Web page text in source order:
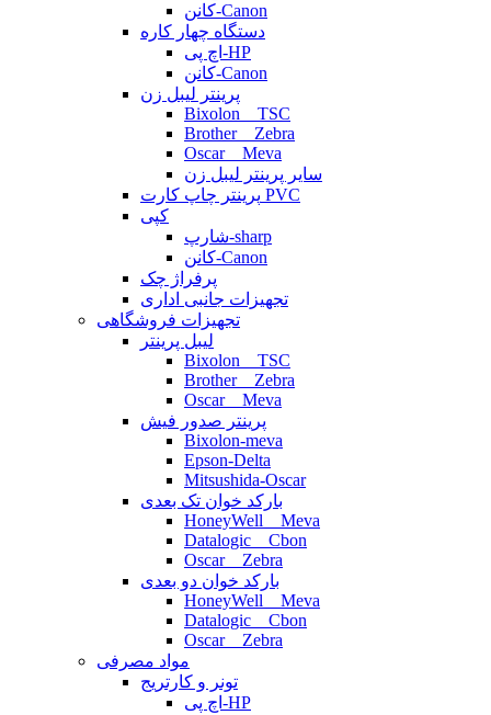
کانن-Canon
دستگاه چهار کاره
اچ پی-HP
کانن-Canon
پرینتر لیبل زن
Bixolon _ TSC
Brother _ Zebra
Oscar _ Meva
سایر پرینتر لیبل زن
پرینتر چاپ کارت PVC
کپی
شارپ-sharp
کانن-Canon
پرفراژ چک
تجهیزات جانبی اداری
تجهیزات فروشگاهی
لیبل پرینتر
Bixolon _ TSC
Brother _ Zebra
Oscar _ Meva
پرینتر صدور فیش
Bixolon-meva
Epson-Delta
Mitsushida-Oscar
بارکد خوان تک بعدی
HoneyWell _ Meva
Datalogic _ Cbon
Oscar _ Zebra
بارکد خوان دو بعدی
HoneyWell _ Meva
Datalogic _ Cbon
Oscar _ Zebra
مواد مصرفی
تونر و کارتریج
اچ پی-HP